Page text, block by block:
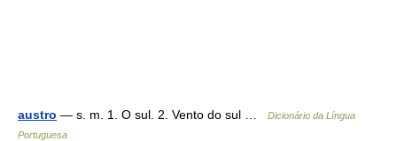
austro — s. m. 1. O sul. 2. Vento do sul …
Dicionário da Língua
Portuguesa